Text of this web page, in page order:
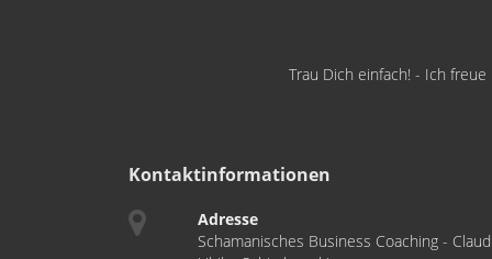
Trau Dich einfach! - Ich
Kontaktinformationen
Adresse
Schamanisches Business Coaching -